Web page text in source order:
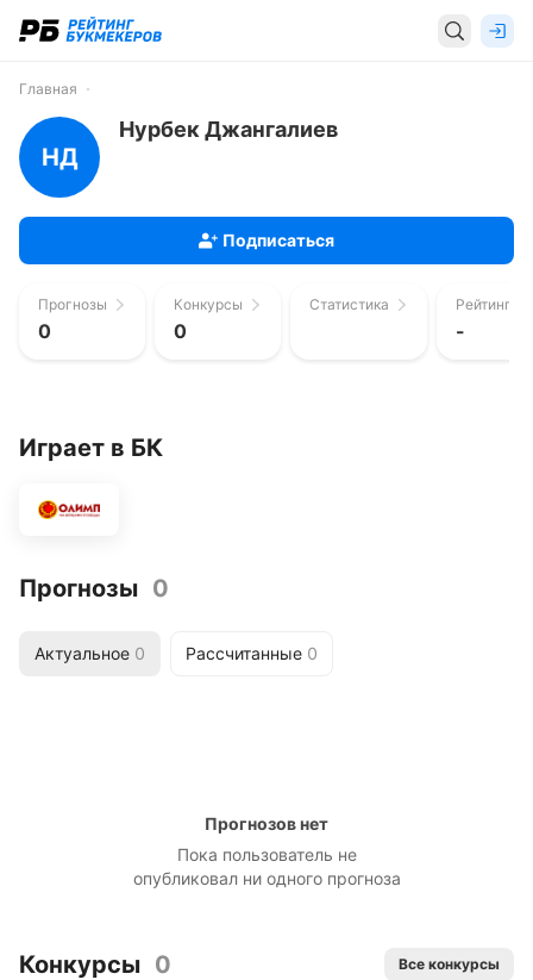
Главная
НД
Нурбек Джангалиев
Подписаться
Прогнозы
0
Конкурсы
0
Статистика Рейтинг
-
Играет в БК
Прогнозы 0
Актуальное 0 Рассчитанные 0
Прогнозов нет
Пока пользователь не
опубликовал ни одного прогноза
Конкурсы 0 Все конкурсы